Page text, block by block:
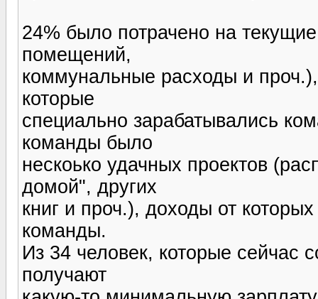
24% было потрачено на
помещений,
коммунальные расходы и
которые
специально зарабатывались
команды было
нескоько удачных проектов
домой", других
книг и проч.), доходы от
команды.
Из 34 человек, которые сейчас
получают